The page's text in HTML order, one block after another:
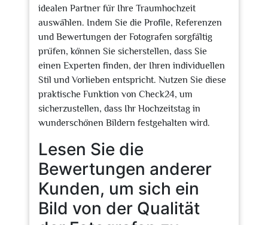
idealen Partner für Ihre Traumhochzeit
auswählen. Indem Sie die Profile, Referenzen
und Bewertungen der Fotografen sorgfältig
prüfen, können Sie sicherstellen, dass Sie
einen Experten finden, der Ihren individuellen
Stil und Vorlieben entspricht. Nutzen Sie diese
praktische Funktion von Check24, um
sicherzustellen, dass Ihr Hochzeitstag in
wunderschönen Bildern festgehalten wird.
Lesen Sie die
Bewertungen anderer
Kunden, um sich ein
Bild von der Qualität